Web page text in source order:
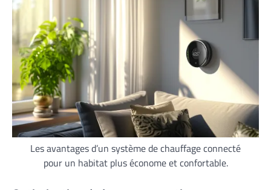
Les avantages d’un système de chauffage connecté
pour un habitat plus économe et confortable.